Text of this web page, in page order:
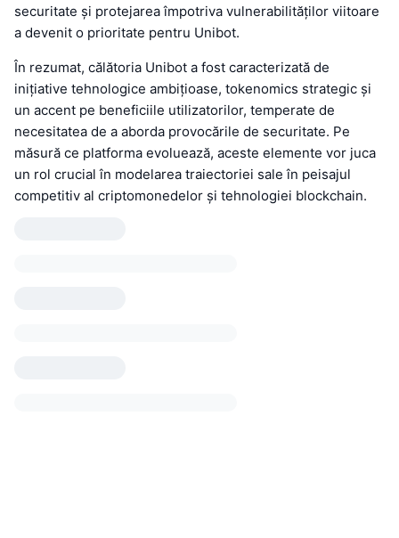
securitate și protejarea împotriva vulnerabilităților viitoare
a devenit o prioritate pentru Unibot.
În rezumat, călătoria Unibot a fost caracterizată de
inițiative tehnologice ambițioase, tokenomics strategic și
un accent pe beneficiile utilizatorilor, temperate de
necesitatea de a aborda provocările de securitate. Pe
măsură ce platforma evoluează, aceste elemente vor juca
un rol crucial în modelarea traiectoriei sale în peisajul
competitiv al criptomonedelor și tehnologiei blockchain.